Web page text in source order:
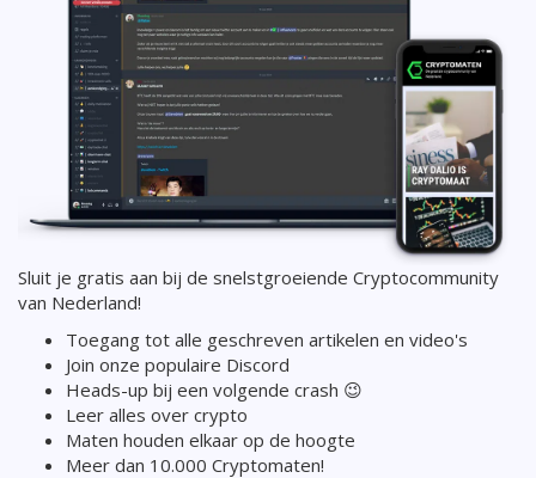
Sluit je gratis aan bij de snelstgroeiende Cryptocommunity
van Nederland!
Toegang tot alle geschreven artikelen en video's
Join onze populaire Discord
Heads-up bij een volgende crash 😉
Leer alles over crypto
Maten houden elkaar op de hoogte
Meer dan 10.000 Cryptomaten!